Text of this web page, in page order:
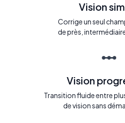
Vision
Corrige un seul
de près,
Vision
Transition fluide entre
de vision sans